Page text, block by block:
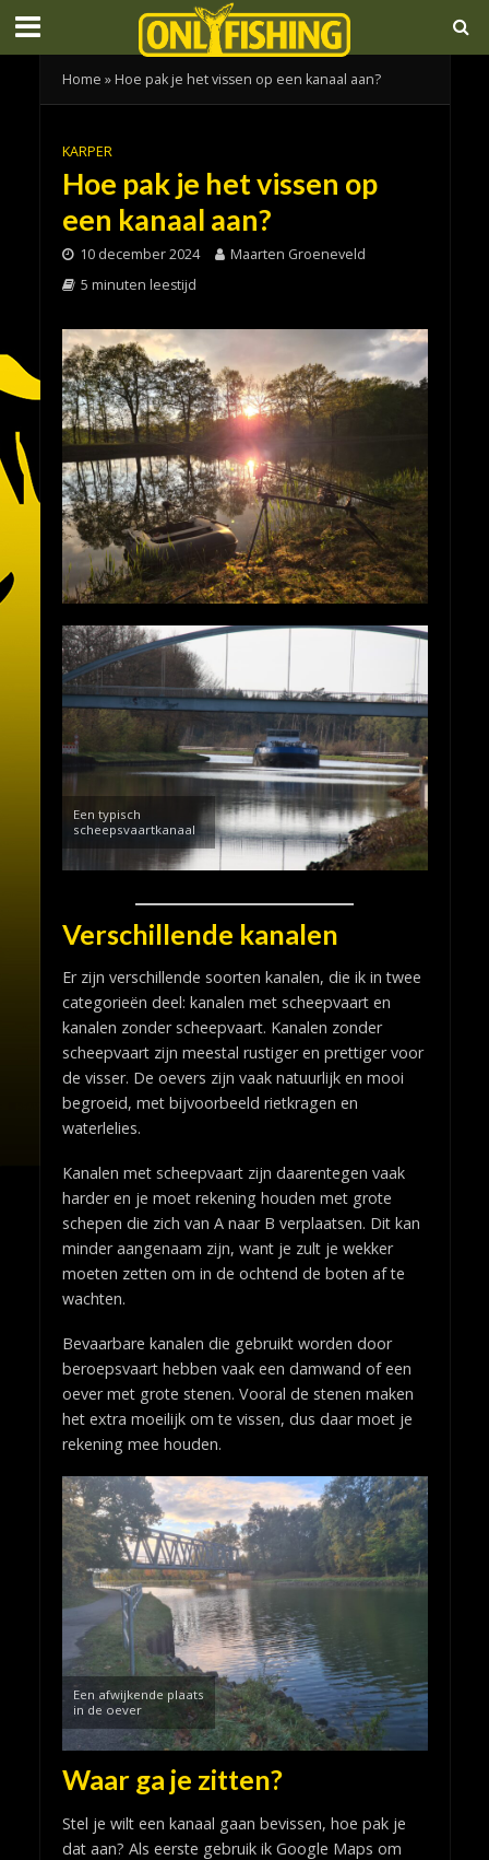
Home » Hoe pak je het vissen op een kanaal aan?
KARPER
Hoe pak je het vissen op
een kanaal aan?
10 december 2024
Maarten Groeneveld
5 minuten leestijd
Een typisch
scheepsvaartkanaal
Verschillende kanalen
Er zijn verschillende soorten kanalen, die ik in twee
categorieën deel: kanalen met scheepvaart en
kanalen zonder scheepvaart. Kanalen zonder
scheepvaart zijn meestal rustiger en prettiger voor
de visser. De oevers zijn vaak natuurlijk en mooi
begroeid, met bijvoorbeeld rietkragen en
waterlelies.
Kanalen met scheepvaart zijn daarentegen vaak
harder en je moet rekening houden met grote
schepen die zich van A naar B verplaatsen. Dit kan
minder aangenaam zijn, want je zult je wekker
moeten zetten om in de ochtend de boten af te
wachten.
Bevaarbare kanalen die gebruikt worden door
beroepsvaart hebben vaak een damwand of een
oever met grote stenen. Vooral de stenen maken
het extra moeilijk om te vissen, dus daar moet je
rekening mee houden.
Een afwijkende plaats
in de oever
Waar ga je zitten?
Stel je wilt een kanaal gaan bevissen, hoe pak je
dat aan? Als eerste gebruik ik Google Maps om